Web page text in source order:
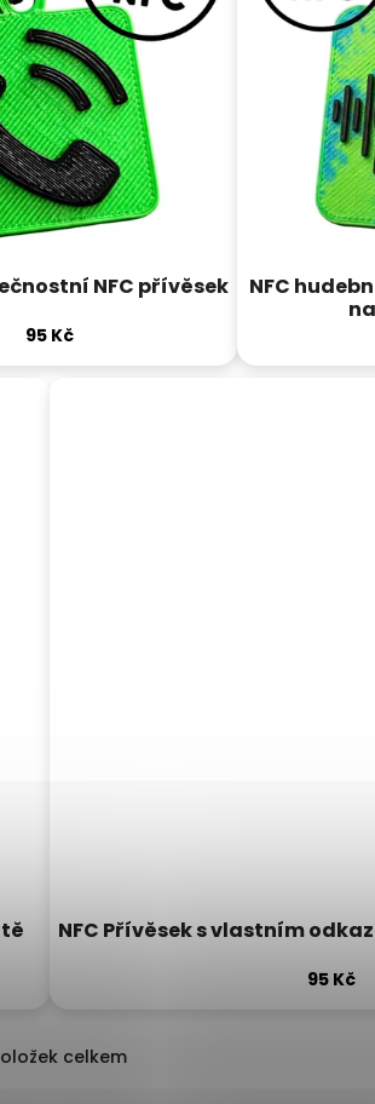
NFC přívěsek
95 Kč
NFC
NFC Přívěsek s vlastním
95 Kč
Ovládací prvky výpisu
celkem